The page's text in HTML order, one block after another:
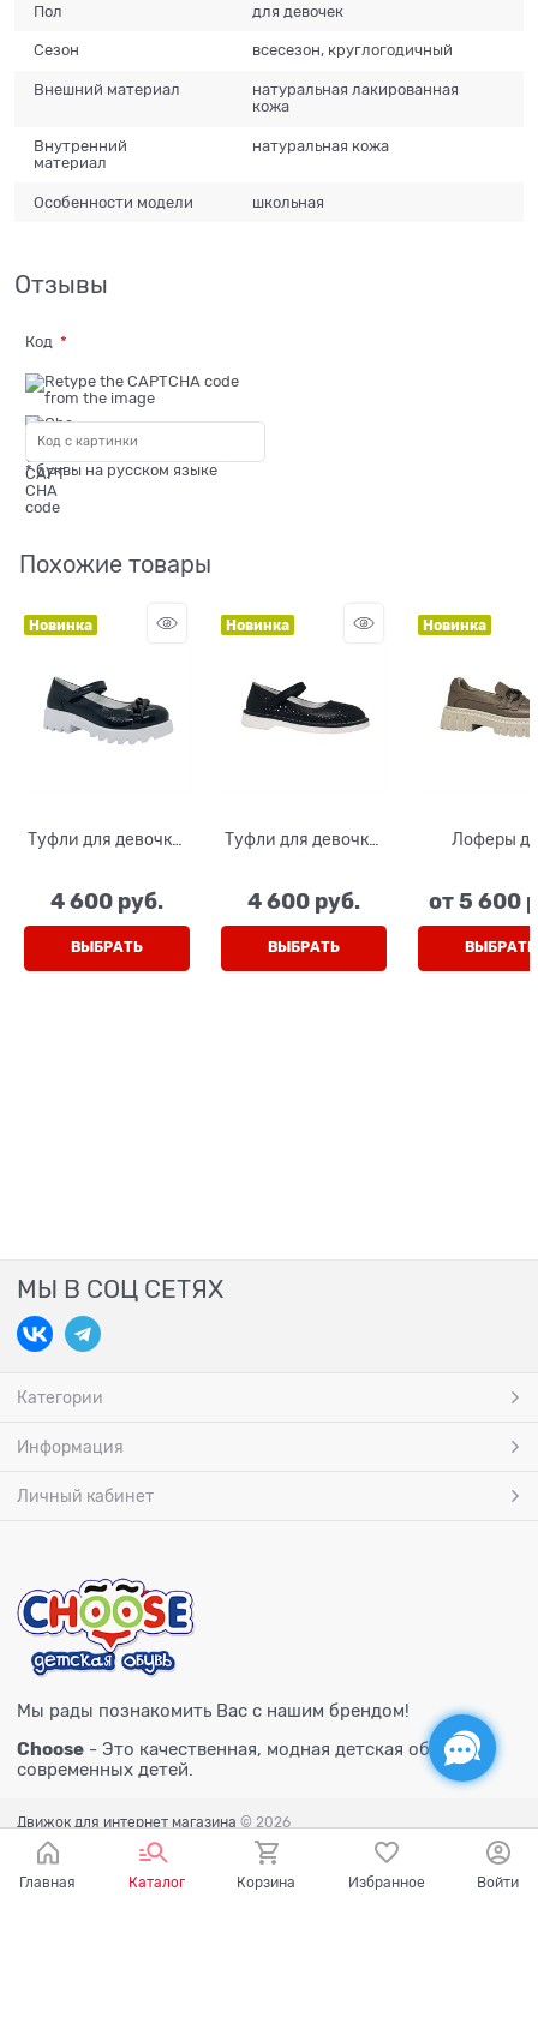
Пол для девочек
Сезон всесезон, круглогодичный
Внешний материал
натуральная лакированная
кожа
Внутренний
материал
натуральная кожа
Особенности модели школьная
Отзывы
Код
* буквы на русском языке
Похожие товары
Новинка
Туфли для девочки,
на липучке
4 600 руб.
ВЫБРАТЬ
Новинка
Туфли для девочки,
на липучке
4 600 руб.
ВЫБРАТЬ
Новинка
Лоферы
(натуральная
бляшка
от5 600
ВЫБРАТЬ
МЫ В СОЦ СЕТЯХ
Категории
Информация
Личный кабинет
Мы рады познакомить Вас с нашим брендом!
Choose - Это качественная, модная детская обувь для
современных детей.
Движок для интернет магазина © 2026
Главная Каталог Корзина Избранное Войти